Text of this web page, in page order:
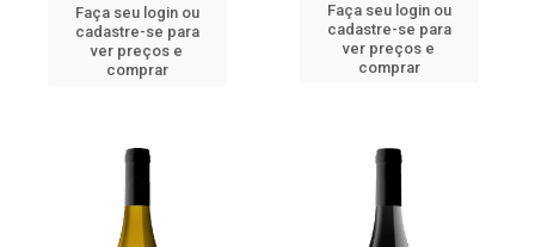
Faça seu login ou
cadastre-se para
ver preços e
comprar
Faça seu login ou
cadastre-se para
ver preços e
comprar